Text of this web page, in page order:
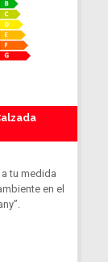
tu medida
en el